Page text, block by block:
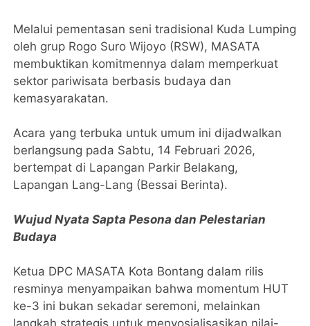
Melalui pementasan seni tradisional Kuda Lumping
oleh grup Rogo Suro Wijoyo (RSW), MASATA
membuktikan komitmennya dalam memperkuat
sektor pariwisata berbasis budaya dan
kemasyarakatan.
​Acara yang terbuka untuk umum ini dijadwalkan
berlangsung pada Sabtu, 14 Februari 2026,
bertempat di Lapangan Parkir Belakang,
Lapangan Lang-Lang (Bessai Berinta).
​Wujud Nyata Sapta Pesona dan Pelestarian
Budaya
​Ketua DPC MASATA Kota Bontang dalam rilis
resminya menyampaikan bahwa momentum HUT
ke-3 ini bukan sekadar seremoni, melainkan
langkah strategis untuk menyosialisasikan nilai-